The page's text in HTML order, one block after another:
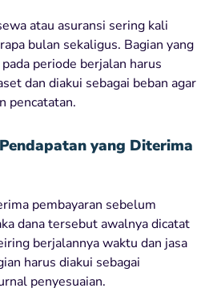
atau asuransi sering kali
bulan sekaligus. Bagian yang
periode berjalan harus
dan diakui sebagai beban agar
pencatatan.
yang Diterima
pembayaran sebelum
dana tersebut awalnya dicatat
berjalannya waktu dan jasa
harus diakui sebagai
penyesuaian.